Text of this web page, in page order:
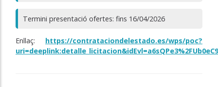
Termini presentació ofertes: fins 16/04/2026
Enllaç: https://contrataciondelestado.es/wps/poc?